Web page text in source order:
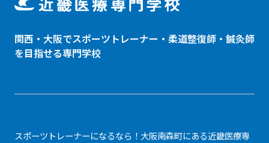
関西・大阪でスポーツトレーナー・ 柔道整復師 ・鍼灸師
を目指せる専門学校
スポーツトレーナーになるなら！大阪南森町にある近畿医療専